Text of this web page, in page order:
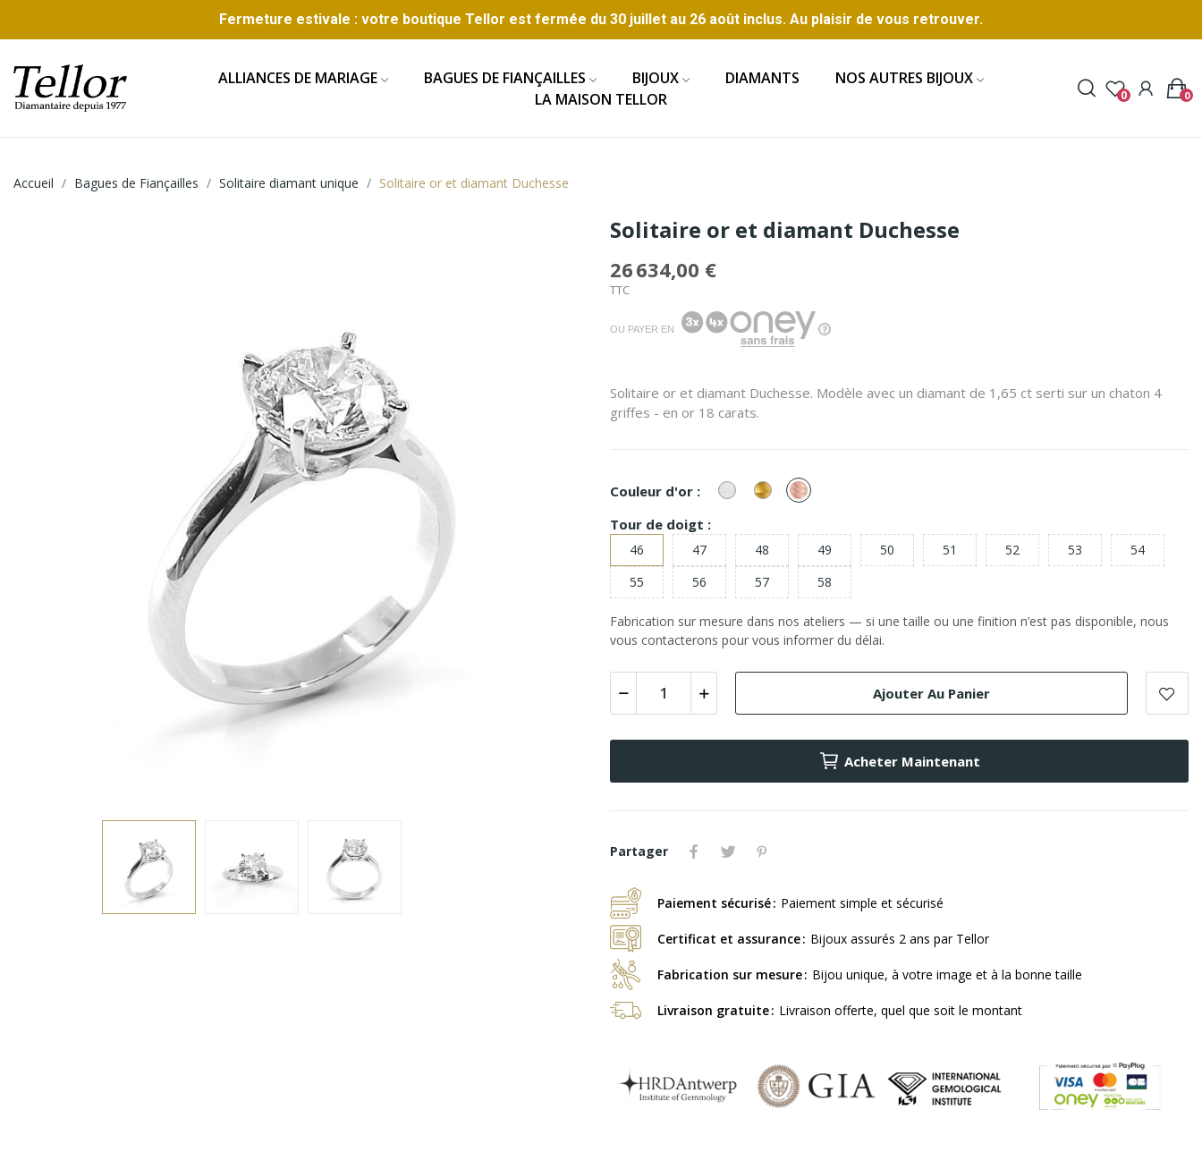
Fermeture estivale : votre boutique Tellor est fermée du 30 juillet au 26 août inclus. Au plaisir de vous retrouver.
ALLIANCES DE MARIAGE BAGUES DE FIANÇAILLES BIJOUX DIAMANTS
NOS AUTRES BIJOUX
LA MAISON TELLOR
0 0
Accueil Bagues de Fiançailles Solitaire diamant unique Solitaire or et diamant Duchesse
Solitaire or et diamant Duchesse
26 634,00 €
TTC
OU PAYER EN
Solitaire or et diamant Duchesse. Modèle avec un diamant de 1,65 ct serti sur un chaton 4
griffes - en or 18 carats.
Couleur d'or : or
Blanc
or
Jaune
or
Rose
Tour de doigt :
46 47 48 49 50 51 52 53
54
55
56 57 58
Fabrication sur mesure dans nos ateliers — si une taille ou une finition n’est pas disponible, nous
vous contacterons pour vous informer du délai.
Ajouter Au Panier
Acheter Maintenant
Partager
Paiement sécurisé Paiement simple et sécurisé
Certificat et assurance Bijoux assurés 2 ans par Tellor
Fabrication sur mesure Bijou unique, à votre image et à la bonne taille
Livraison gratuite Livraison offerte, quel que soit le montant